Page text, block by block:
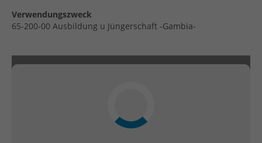
Verwendungszweck
65-200-00 Ausbildung u Jüngerschaft -Gambia-